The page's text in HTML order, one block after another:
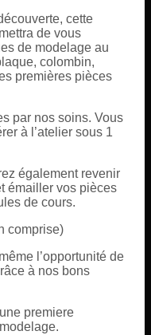
cette
de vous
de modelage au
colombin,
premières pièces
par nos soins. Vous
à l’atelier sous 1
également revenir
émailler vos pièces
de cours.
comprise)
l’opportunité de
à nos bons
premiere